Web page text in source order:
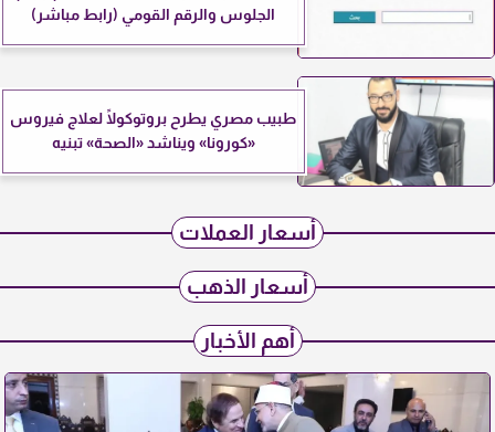
الجلوس والرقم القومي (رابط مباشر)
طبيب مصري يطرح بروتوكولًا لعلاج فيروس
«كورونا» ويناشد «الصحة» تبنيه
أسعار العملات
أسعار الذهب
أهم الأخبار